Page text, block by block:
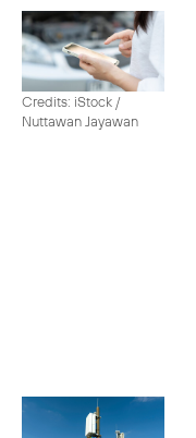
Credits: iStock /
Nuttawan Jayawan